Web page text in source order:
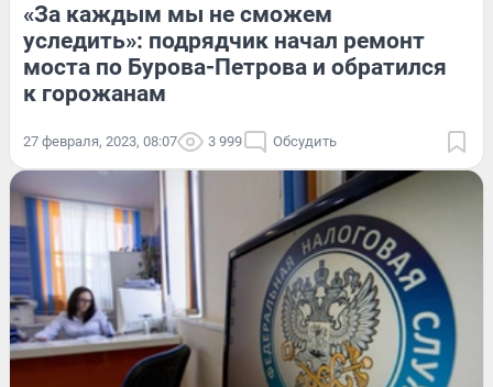
«За каждым мы не сможем
уследить»: подрядчик начал ремонт
моста по Бурова-Петрова и обратился
к горожанам
27 февраля, 2023, 08:07 3 999 Обсудить